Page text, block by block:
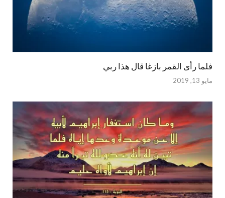
فلما رأى القمر بازغا قال هذا ربي
مايو 13, 2019